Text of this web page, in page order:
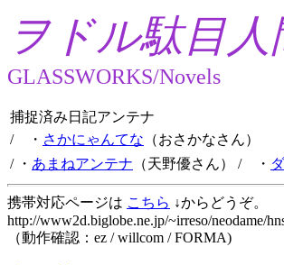
ヲドル駄目人
GLASSWORKS/Novels
捕捉済み日記アンテナ
/ ・ さかにゃんてな （おさかなさん）
/ ・ あまねアンテナ （天野優さん） / ・
携帯対応ページは こちら ↓からどうぞ。
http://www2d.biglobe.ne.jp/~irreso/neodame/
（動作確認：ez / willcom / FORMA)